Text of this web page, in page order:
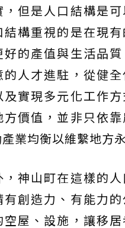
，但是人口結構是
構重視的是在現有
好的產值與生活品質
的人才進駐，從健
及實現多元化工作
方價值，並非只依
業均衡以維繫地方
，神山町在這樣的
有創造力、有能力
空屋、設施，讓移